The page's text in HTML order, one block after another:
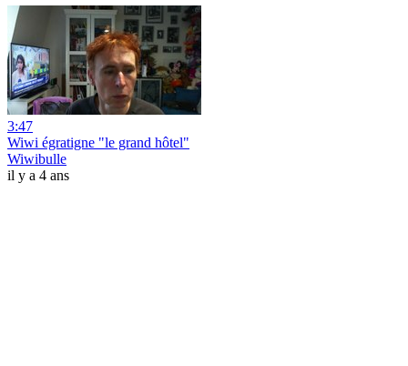
3:47
Wiwi égratigne "le grand hôtel"
Wiwibulle
il y a 4 ans